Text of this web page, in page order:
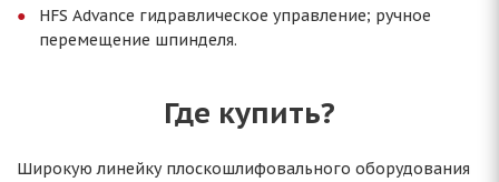
HFS Advance гидравлическое управление; ручное
перемещение шпинделя.
Где купить?
Широкую линейку плоскошлифовального оборудования